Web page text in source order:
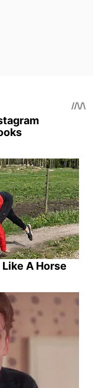
A Horse